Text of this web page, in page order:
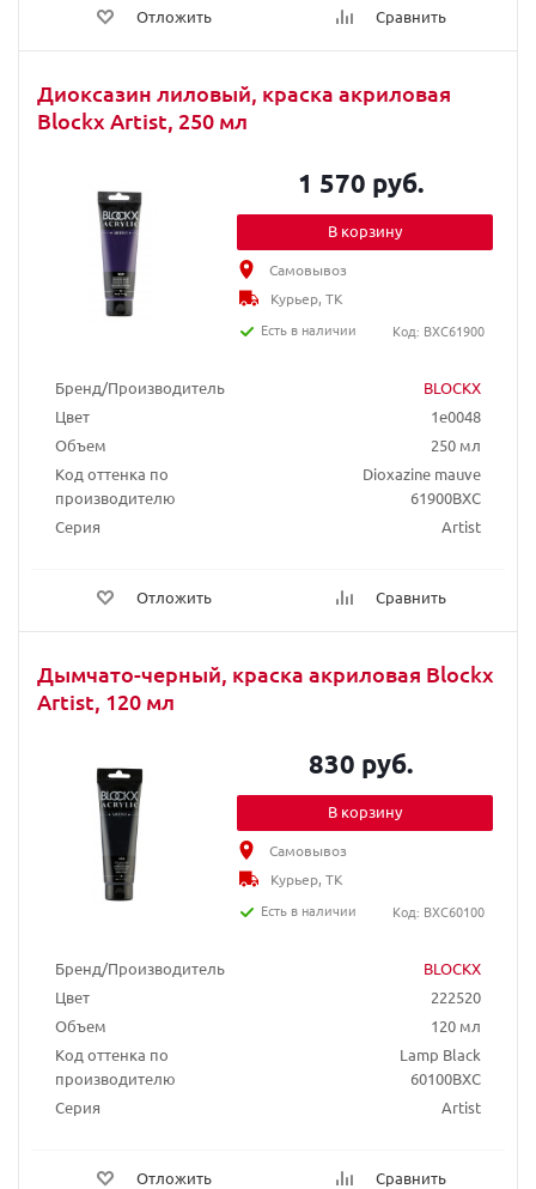
Отложить Сравнить
Диоксазин лиловый, краска акриловая
Blockx Artist, 250 мл
Бренд/Производитель
BLOCKX
Цвет
1e0048
Объем
250 мл
Код оттенка по
производителю
Dioxazine mauve
61900BXC
Серия
Artist
Отложить Сравнить
1 570 руб.
В корзину
Самовывоз
Курьер, ТК
Есть в наличии
Код: BXC61900
Дымчато-черный, краска акриловая Blockx
Artist, 120 мл
Бренд/Производитель
BLOCKX
Цвет
222520
Объем
120 мл
Код оттенка по
производителю
Lamp Black
60100BXC
Серия
Artist
Отложить Сравнить
830 руб.
В корзину
Самовывоз
Курьер, ТК
Есть в наличии
Код: BXC60100